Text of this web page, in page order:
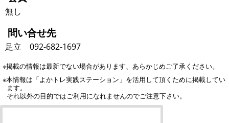
無し
問い合せ先
足立 092-682-1697
※掲載の情報は最新でない場合があります、あらかじめご了承ください。
※本情報は「よかトレ実践ステーション」を活用して頂くために掲載してい
ます。
それ以外の目的ではご利用になれませんのでご注意下さい。